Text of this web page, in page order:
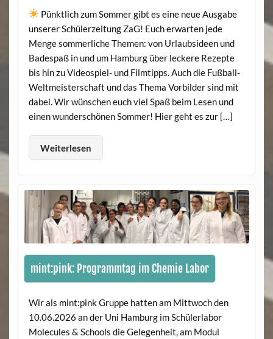
Pünktlich zum Sommer gibt es eine neue Ausgabe
unserer Schülerzeitung ZaG! Euch erwarten jede
Menge sommerliche Themen: von Urlaubsideen und
Badespaß in und um Hamburg über leckere Rezepte
bis hin zu Videospiel- und Filmtipps. Auch die Fußball-
Weltmeisterschaft und das Thema Vorbilder sind mit
dabei. Wir wünschen euch viel Spaß beim Lesen und
einen wunderschönen Sommer! Hier geht es zur […]
Weiterlesen
mint:pink: Programmtag im Chemie Labor
Wir als mint:pink Gruppe hatten am Mittwoch den
10.06.2026 an der Uni Hamburg im Schülerlabor
Molecules & Schools die Gelegenheit, am Modul